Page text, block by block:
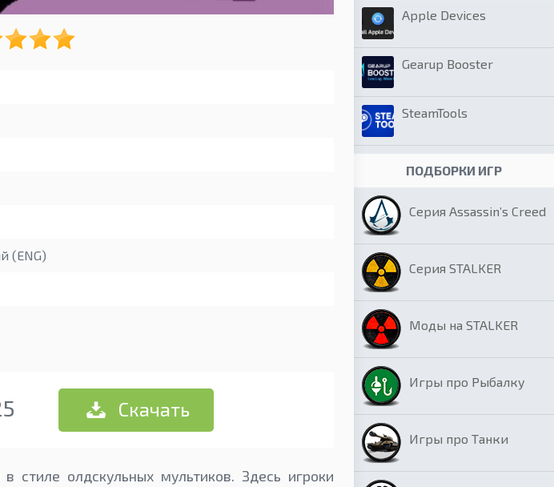
(ENG)
Скачать
стиле олдскульных мультиков. Здесь игроки
Apple Devices
Gearup Booster
SteamTools
ПОДБОРКИ ИГР
Серия Assassin’s Creed
Серия STALKER
Моды на STALKER
Игры про Рыбалку
Игры про Танки